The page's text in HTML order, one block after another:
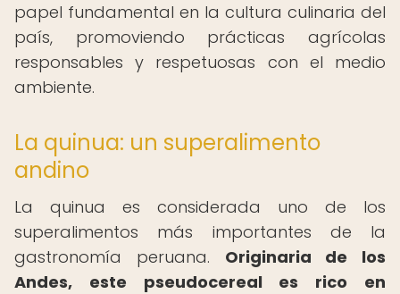
papel fundamental en la cultura culinaria del
país, promoviendo prácticas agrícolas
responsables y respetuosas con el medio
ambiente.
La quinua: un superalimento
andino
La quinua es considerada uno de los
superalimentos más importantes de la
gastronomía peruana. Originaria de los
Andes, este pseudocereal es rico en